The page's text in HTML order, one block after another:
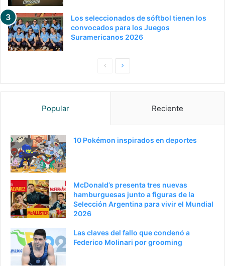
Los seleccionados de sóftbol tienen los
convocados para los Juegos
Suramericanos 2026
PaginaSiguiente
Popular Reciente
10 Pokémon inspirados en deportes
McDonald’s presenta tres nuevas
hamburguesas junto a figuras de la
Selección Argentina para vivir el Mundial
2026
Las claves del fallo que condenó a
Federico Molinari por grooming